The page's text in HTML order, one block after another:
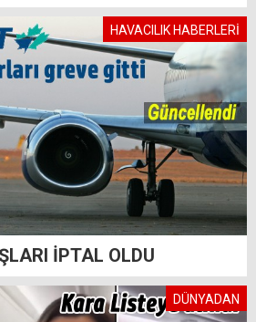
HAVACILIK HABERLERİ
İPTAL OLDU
DÜNYADAN